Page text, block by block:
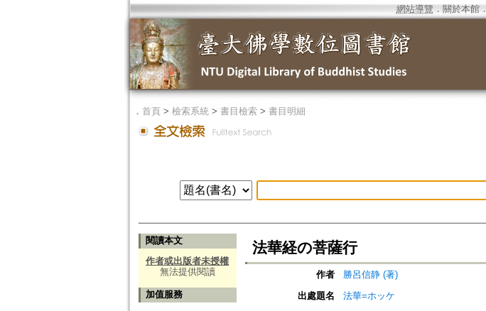
網站導覽 ． 關於本館．
． 首頁> 檢索系統> 書目檢索> 書目明細
閱讀本文
作者或出版者未授權
無法提供閱讀
加值服務
法華経の菩薩行
作者
勝呂信静 (著)
出處題名
法華=ホッケ